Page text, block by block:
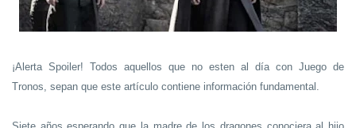
¡Alerta Spoiler! Todos aquellos que no esten al día con Juego de
Tronos, sepan que este artículo contiene información fundamental.